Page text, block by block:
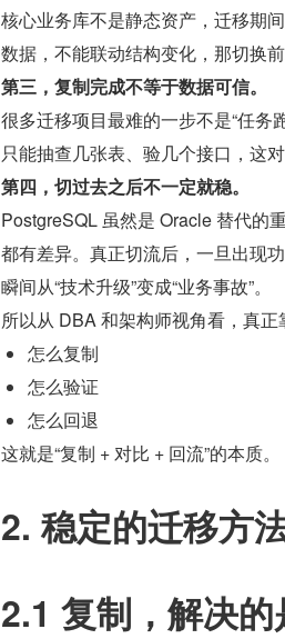
核心业务库不是静态资产，迁移期
数据，不能联动结构变化，那切换
第三，复制完成不等于数据可信。
很多迁移项目最难的一步不是“任务
只能抽查几张表、验几个接口，这
第四，切过去之后不一定就稳。
PostgreSQL 虽然是 Oracle 替代的
都有差异。真正切流后，一旦出现
瞬间从“技术升级”变成“业务事故”。
所以从 DBA 和架构师视角看，真
怎么复制
怎么验证
怎么回退
这就是“复制 + 对比 + 回流”的本质。
2. 稳定的迁移方
2.1 复制，解决